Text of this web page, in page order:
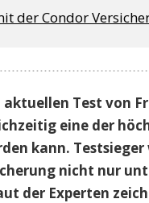
der Condor
Test von
eine der
kann. Testsieger
nicht nur
der Experten